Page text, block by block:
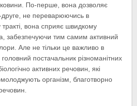
По-перше, вона дозволяє
друге, не переварюючись в
вона сприяє швидкому
забезпечуючи тим самим активний
Але не тільки це важливо в
постачальник різноманітних
активних речовин, які
організм, благотворно